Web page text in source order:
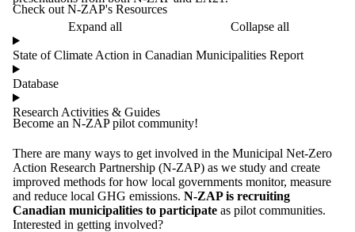
Check out N-ZAP's Resources
Expand all
Collapse all
State of Climate Action in Canadian Municipalities Report
Database
Research Activities & Guides
Become an N-ZAP pilot community!
There are many ways to get involved in the Municipal Net-Zero
Action Research Partnership (N-ZAP) as we study and create
improved methods for how local governments monitor, measure
and reduce local GHG emissions. N-ZAP is recruiting
Canadian municipalities to participate as pilot communities.
Interested in getting involved?